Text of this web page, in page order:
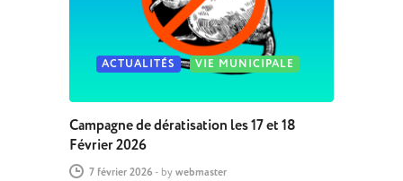
ACTUALITÉS VIE MUNICIPALE
Campagne de dératisation les 17 et 18
Février 2026
7 février 2026 - by webmaster